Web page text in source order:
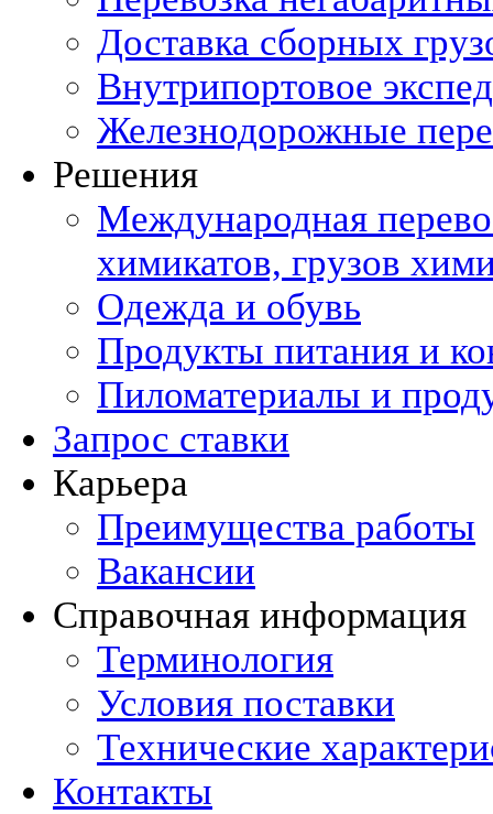
Доставка сборных
Внутрипортовое
Железнодорожные
Решения
Международная
химикатов, грузов
Одежда и обувь
Продукты питания и
Пиломатериалы и
Запрос ставки
Карьера
Преимущества работы
Вакансии
Справочная информация
Терминология
Условия поставки
Технические
Контакты